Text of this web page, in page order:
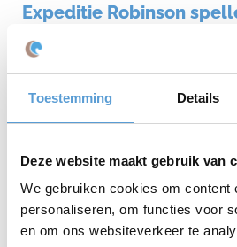
Toestemming Details
Deze website maakt gebruik van
We gebruiken cookies om content
personaliseren, om functies voor
en om ons websiteverkeer te
Expeditie Robinson
Robinson aan Tafel
zijn spellen
en kun je, inclusief begeleiding, huren.
Tafelis mobiel, dus flexibel en
naar keuze. Bijvoorbeeld op kantoor, in
robinsonaantafel.nl
Expeditie RobinZon is ook zéér
een familiedag of als